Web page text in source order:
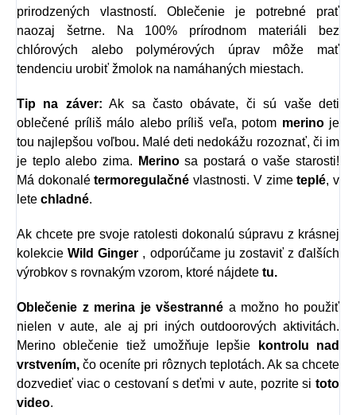
prirodzených vlastností. Oblečenie je potrebné prať
naozaj šetrne. Na 100% prírodnom materiáli bez
chlórových alebo polymérových úprav môže mať
tendenciu urobiť žmolok na namáhaných miestach.
Tip na záver: Ak sa často obávate, či sú vaše deti
oblečené príliš málo alebo príliš veľa, potom merino je
tou najlepšou voľbou.Malé deti nedokážu rozoznať, či im
je teplo alebo zima.
Merinosa postará o vaše starosti!
Má dokonalétermoregulačnévlastnosti. V zimeteplé, v
lete chladné.
Ak chcete pre svoje ratolesti dokonalú súpravu z krásnej
kolekcieWild Ginger , odporúčame ju zostaviť z ďalších
výrobkov s rovnakým vzorom, ktoré nájdete tu.
Oblečenie z merina je všestranné a možno ho použiť
nielen v aute, ale aj pri iných outdoorových aktivitách.
Merino oblečenie tiež umožňuje lepšie
kontrolu nad
vrstvením, čo oceníte pri rôznych teplotách. Ak sa chcete
dozvedieť viac o cestovaní s deťmi v aute, pozrite si toto
video.